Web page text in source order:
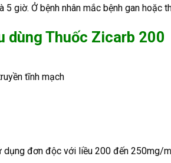
5 giờ. Ở bệnh nhân mắc bệnh gan
dùng Thuốc Zicarb 200
tĩnh mạch
dụng đơn độc với liều 200 đến 250mg/